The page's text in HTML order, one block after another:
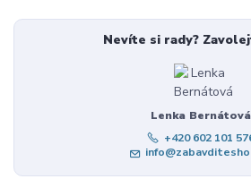
Nevíte si rady?
Lenka Bernátová
+420 602 101